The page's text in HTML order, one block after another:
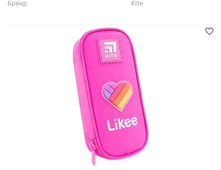
Бренд:
Kite